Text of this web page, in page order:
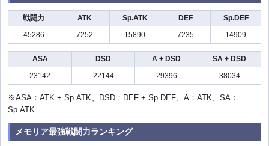
戦闘力 ATK Sp.ATK DEF
Sp.DEF
45286
7252 15890 7235 14909
ASA DSD A + DSD
SA + DSD
23142
22144 29396 38034
※ASA：ATK + Sp.ATK、DSD：DEF + Sp.DEF、A：ATK、SA：
Sp.ATK
メモリア最強戦闘力ランキング